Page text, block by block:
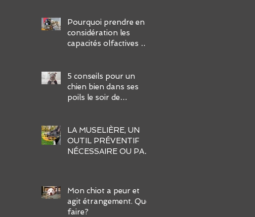
Pourquoi prendre en
considération les
capacités olfactives de
5 conseils pour un
chien bien dans ses
poils le soir de
LA MUSELIÈRE, UN
OUTIL PRÉVENTIF
NÉCESSAIRE OU PAS
Mon chiot a peur et
agit étrangement. Que
faire?